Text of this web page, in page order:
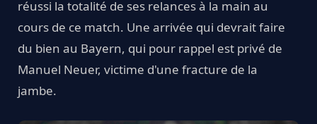
réussi la totalité de ses relances à la main au
cours de ce match. Une arrivée qui devrait faire
du bien au Bayern, qui pour rappel est privé de
Manuel Neuer, victime d'une fracture de la
jambe.